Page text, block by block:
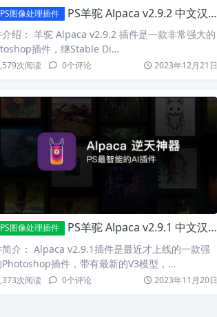
图像处理插件 PS羊驼 Alpaca v2.9.2 中文汉化插件_创成式AI功能最佳平替！
绍： 羊驼 Alpaca v2.9.2 插件是一款非常强大的
插件，继Stable Di…
次阅读 0个评论 2023年12月21日
图像处理插件 PS羊驼 Alpaca v2.9.1 中文汉化插件_完美替代AI创成式填充！
介： Alpaca v2.9.1插件是最近才上线的一款强
Photoshop插件，带有最新的V3模型，…
次阅读 0个评论 2023年11月20日